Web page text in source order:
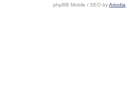
phpBB Mobile / SEO byArtodia